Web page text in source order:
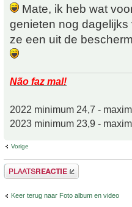
Mate, ik heb wat
genieten nog
ze een uit de
Não faz mal!
2022 minimum 24,7 -
2023 minimum 23,9 -
Vorige
Plaats een reactie
Keer terug naar Foto album en video